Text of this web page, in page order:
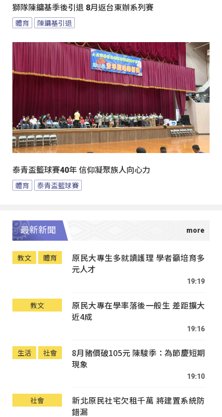
獅隊陳鏞基季後引退 8月返台東辦系列賽
體育 陳鏞基引退
泰青盃籃球賽40年 信仰凝聚族人向心力
體育 泰青盃籃球賽
最新新聞
教文 體育
原民大專生多就讀護理 學者籲培育多
元人才
19:19
教文
原民大專在學率落後一般生 差距擴大
近4成
19:16
生活 社會
8月豬價破105元 陳駿季：為節慶短期
現象
19:10
社會
新北原民社宅欠租千萬 將建置系統防
錯漏